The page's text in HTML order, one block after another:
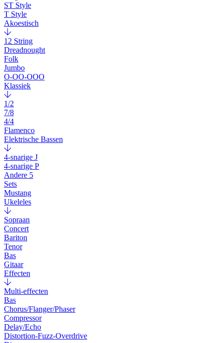
ST Style
T Style
Akoestisch
12 String
Dreadnought
Folk
Jumbo
O-OO-OOO
Klassiek
1/2
7/8
4/4
Flamenco
Elektrische Bassen
4-snarige J
4-snarige P
Andere 5
Sets
Mustang
Ukeleles
Sopraan
Concert
Bariton
Tenor
Bas
Gitaar
Effecten
Multi-effecten
Bas
Chorus/Flanger/Phaser
Compressor
Delay/Echo
Distortion-Fuzz-Overdrive